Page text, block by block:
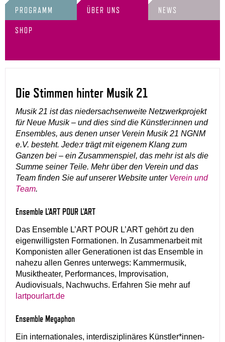
PROGRAMM ÜBER UNS NEWS
SHOP
Die Stimmen hinter Musik 21
Musik 21 ist das niedersachsenweite Netzwerkprojekt
für Neue Musik – und dies sind die Künstler:innen und
Ensembles, aus denen unser Verein Musik 21 NGNM
e.V. besteht. Jede:r trägt mit eigenem Klang zum
Ganzen bei – ein Zusammenspiel, das mehr ist als die
Summe seiner Teile. Mehr über den Verein und das
Team finden Sie auf unserer Website unter Verein und
Team.
Ensemble L’ART POUR L’ART
Das Ensemble L’ART POUR L’ART gehört zu den
eigenwilligsten Formationen. In Zusammenarbeit mit
Komponisten aller Generationen ist das Ensemble in
nahezu allen Genres unterwegs: Kammermusik,
Musiktheater, Performances, Improvisation,
Audiovisuals, Nachwuchs. Erfahren Sie mehr auf
lartpourlart.de
Ensemble Megaphon
Ein internationales, interdisziplinäres Künstler*innen-